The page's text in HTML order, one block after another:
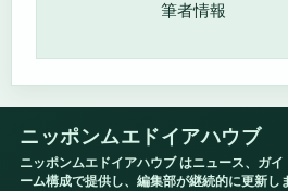
筆者情報
ニッポンムエドイアハウブ
ニッポンムエドイアハウブ はニュース、ガ
ーム構成で提供し、編集部が継続的に更新し